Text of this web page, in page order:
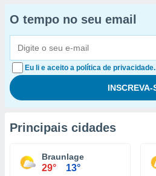
O tempo no seu email
Eu li e aceito a política de privacidade.
Principais cidades
Braunlage
29° 13°